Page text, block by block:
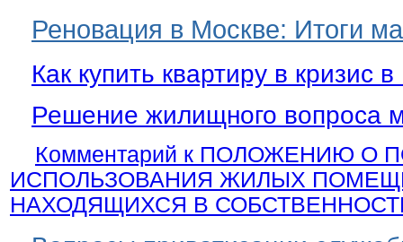
Реновация в Москве: Итоги
Как купить квартиру в кризис
Решение жилищного вопроса
Комментарий к ПОЛОЖЕНИЮ О
ИСПОЛЬЗОВАНИЯ ЖИЛЫХ
НАХОДЯЩИХСЯ В